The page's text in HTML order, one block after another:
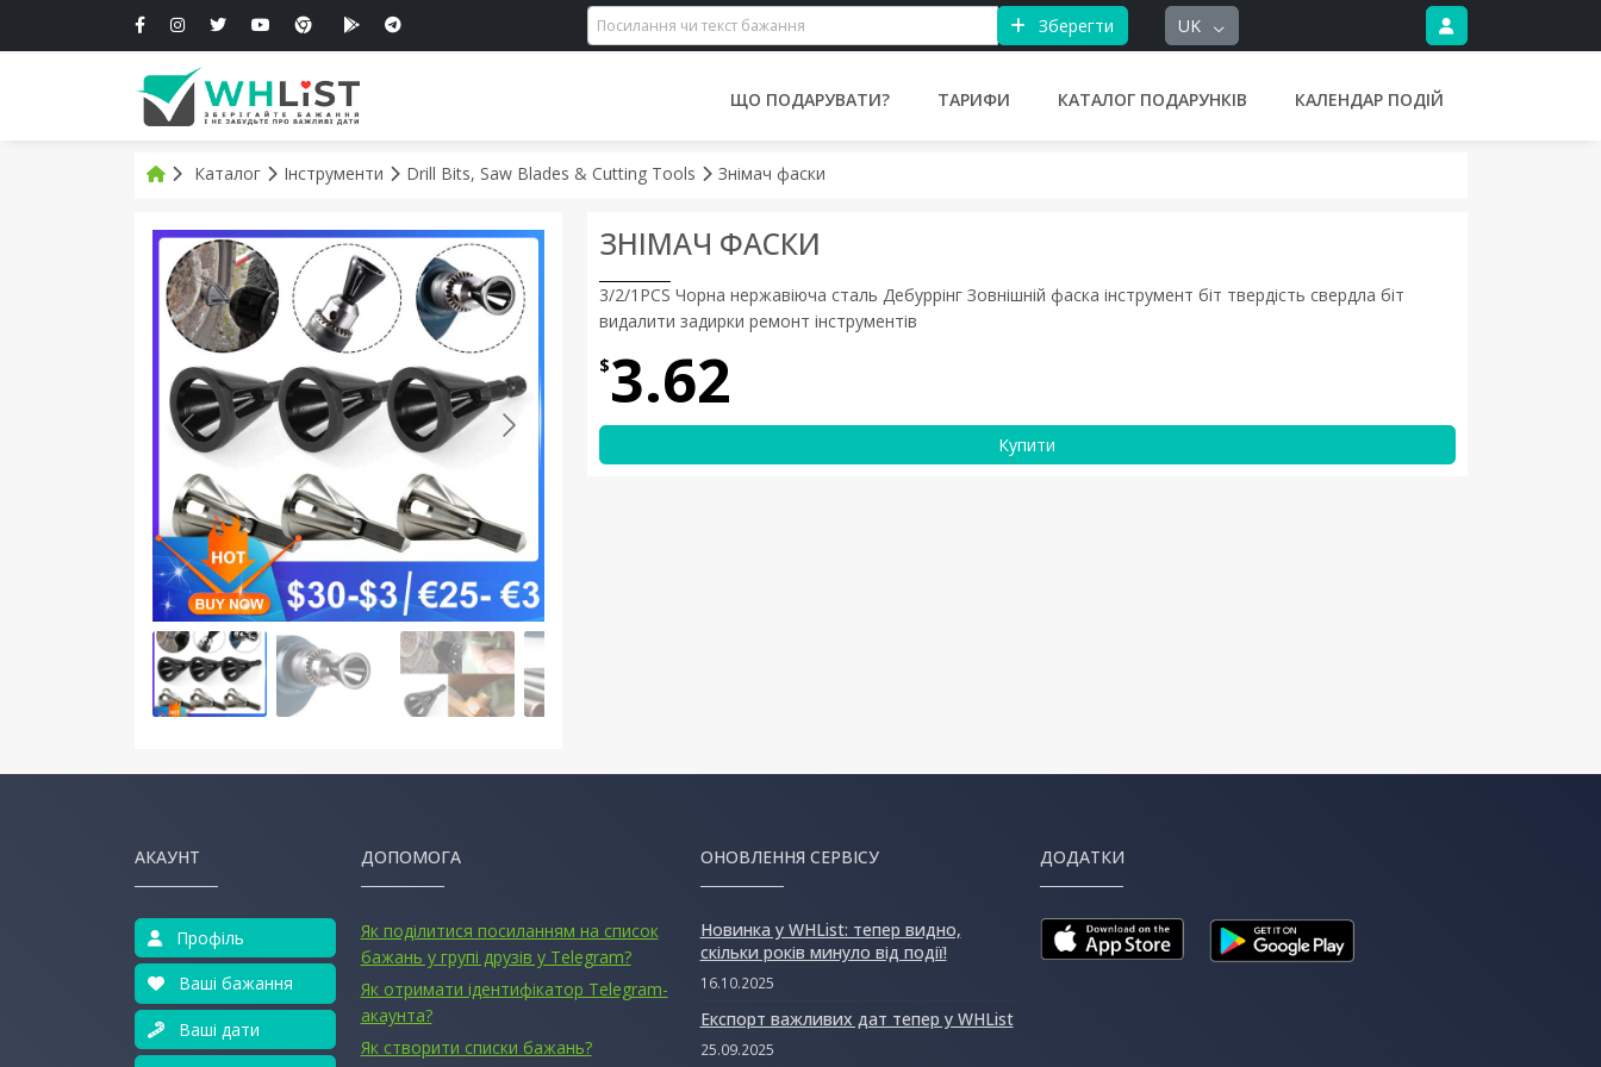
Зберегти UK
ЩО ПОДАРУВАТИ? ТАРИФИ КАТАЛОГ ПОДАРУНКІВ КАЛЕНДАР ПОДІЙ
Каталог Інструменти Drill Bits, Saw Blades & Cutting Tools Знімач фаски
ЗНІМАЧ ФАСКИ
3/2/1PCS Чорна нержавіюча сталь Дебуррінг Зовнішній фаска інструмент біт твердість свердла біт
видалити задирки ремонт інструментів
$3.62
Купити
АКАУНТ
Профіль
Ваші бажання
Ваші дати
ДОПОМОГА
Як поділитися посиланням на список
бажань у групі друзів у Telegram?
Як отримати ідентифікатор Telegram-
акаунта?
Як створити списки бажань?
ОНОВЛЕННЯ СЕРВІСУ
Новинка у WHList: тепер видно,
скільки років минуло від події!
16.10.2025
Експорт важливих дат тепер у WHList
25.09.2025
ДОДАТКИ